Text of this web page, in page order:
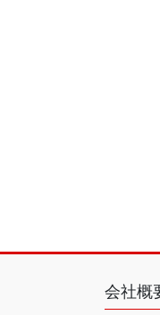
会社概